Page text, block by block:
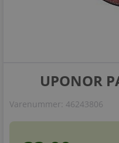
UPONOR
Varenummer: 46243806